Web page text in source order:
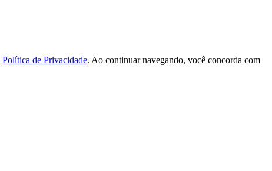
Política de Privacidade. Ao continuar navegando, você concorda com